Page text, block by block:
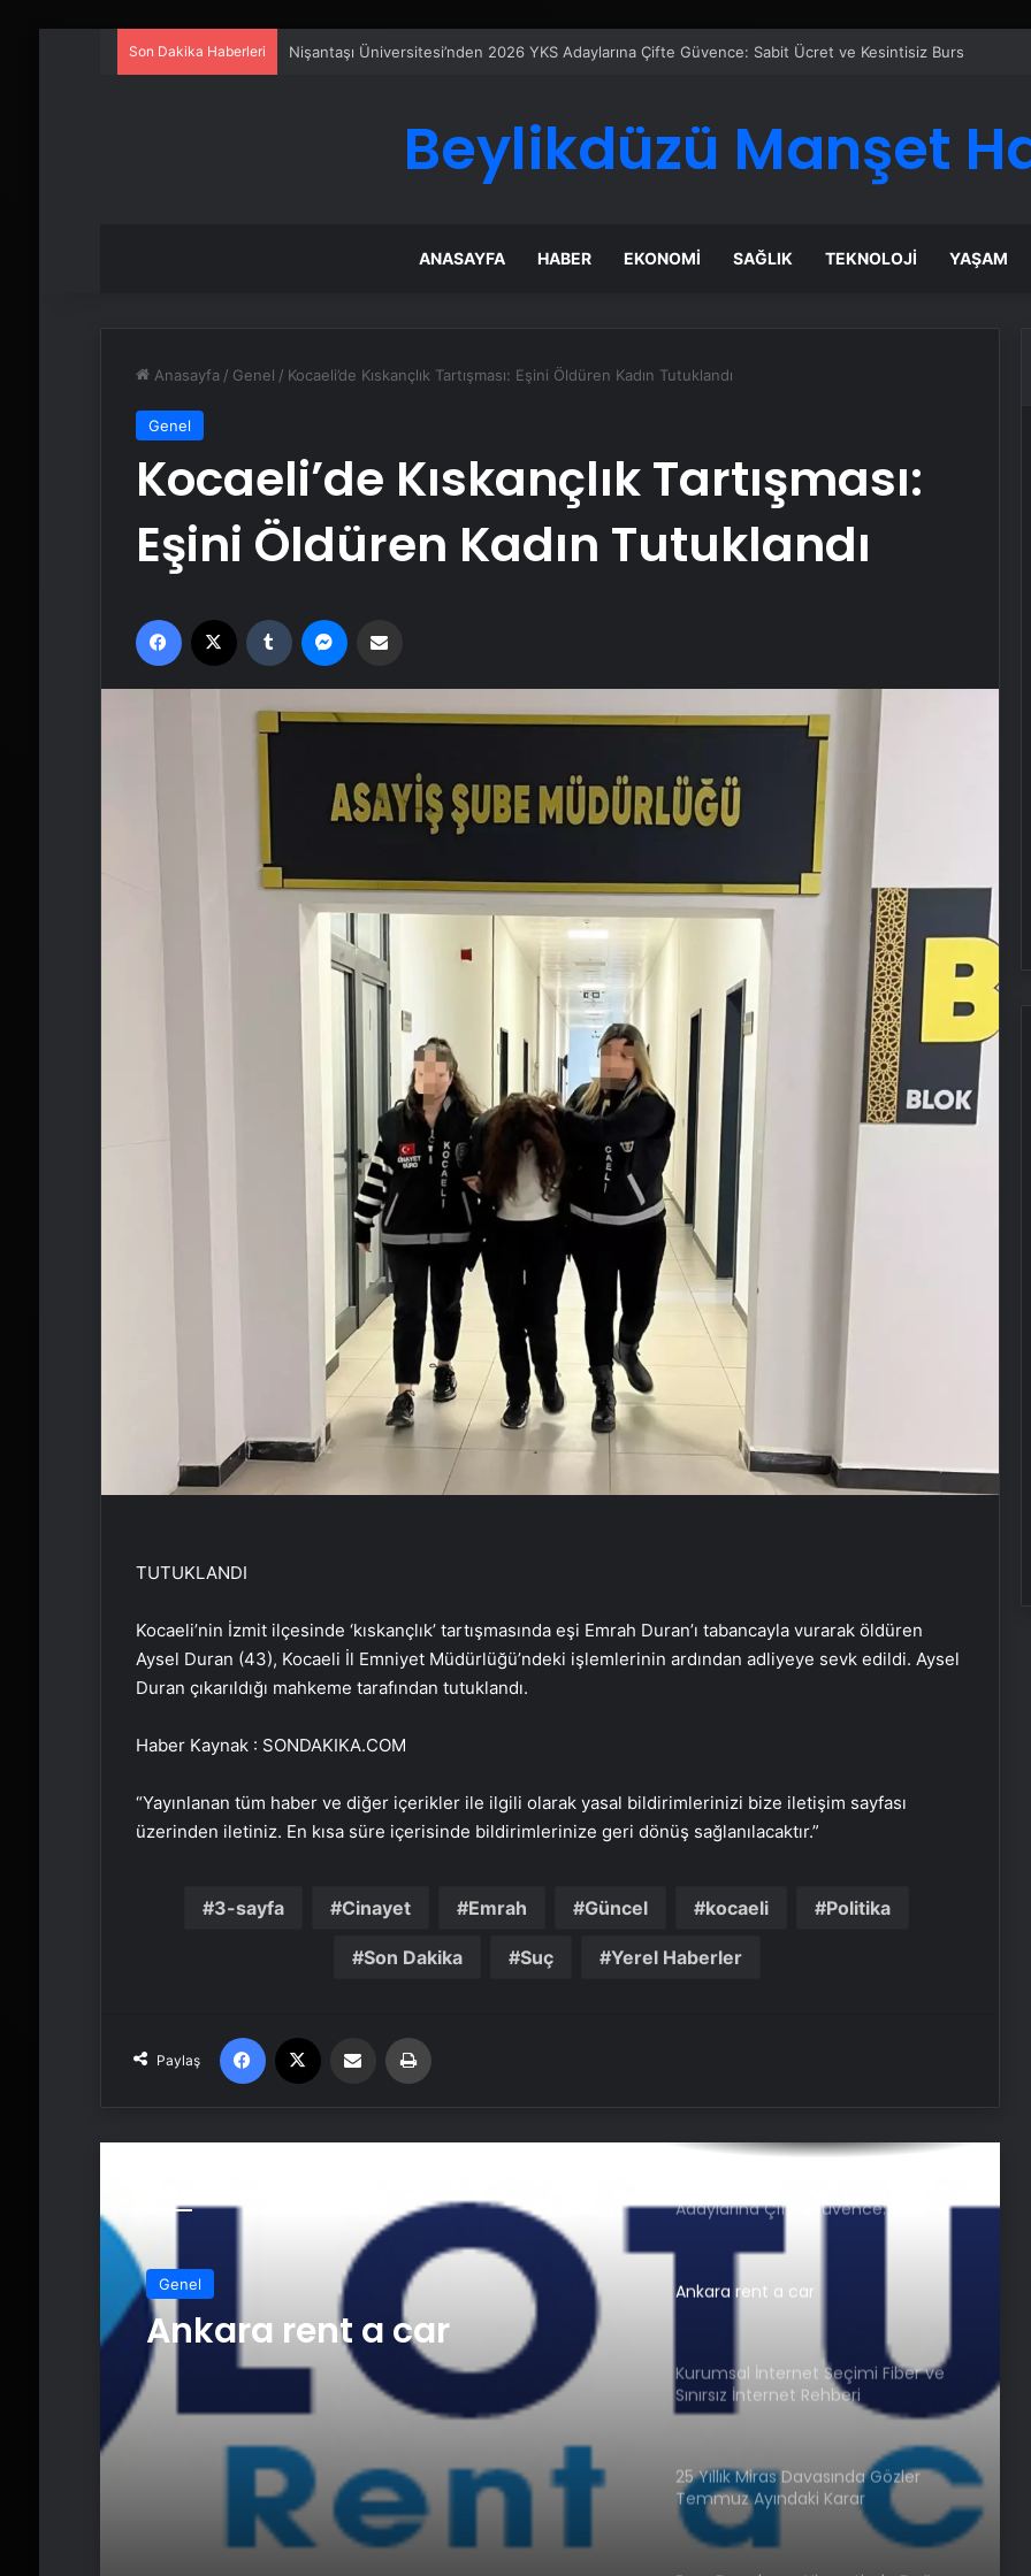
Son Dakika Haberleri Ankara rent a car
Beylikdüzü Manşet
ANASAYFA HABER EKONOMI SAĞLIK TEKNOLOJI YAŞAM
Anasayfa / Genel / Kocaeli’de Kıskançlık Tartışması: Eşini Öldüren Kadın Tutuklandı
Genel
Kocaeli’de Kıskançlık Tartışması:
Eşini Öldüren Kadın Tutuklandı
Facebook Tumblr
TUTUKLANDI
Kocaeli’nin İzmit ilçesinde ‘kıskançlık’ tartışmasında eşi Emrah Duran’ı tabancayla vurarak öldüren
Aysel Duran (43), Kocaeli İl Emniyet Müdürlüğü’ndeki işlemlerinin ardından adliyeye sevk edildi. Aysel
Duran çıkarıldığı mahkeme tarafından tutuklandı.
Haber Kaynak : SONDAKIKA.COM
“Yayınlanan tüm haber ve diğer içerikler ile ilgili olarak yasal bildirimlerinizi bize iletişim sayfası
üzerinden iletiniz. En kısa süre içerisinde bildirimlerinize geri dönüş sağlanılacaktır.”
3-sayfa Cinayet Emrah Güncel kocaeli Politika
Son Dakika Suç Yerel Haberler
Paylaş
Facebook Email'den paylaş
Genel
Ankara rent a car
Ortopodoloji İle Diyabetik Ayak
Nasılnedir.com
Reklam Ajansı, SEO Ajansı ve Web
Tasarım Ajansı
Adaylarına Çifte Güvence: Sabit
Ankara rent a car
Kurumsal İnternet Seçimi Fiber ve
Sınırsız İnternet Rehberi
25 Yıllık Miras Davasında Gözler
Temmuz Ayındaki Karar
Duruşmasına Çevrildi